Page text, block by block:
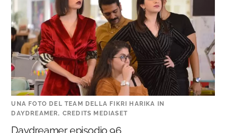
UNA FOTO DEL TEAM DELLA FIKRI HARIKA IN
DAYDREAMER, CREDITS MEDIASET
Daydreamer episodio 96